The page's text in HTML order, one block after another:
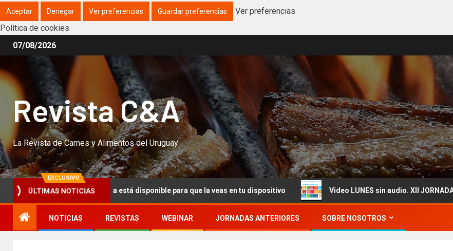
Aceptar Denegar Ver preferencias Guardar preferencias
Ver preferencias
Política de cookies
07/08/2026
Revista C&A
La Revista de Carnes y Alimentos del Uruguay
EXCLUSIVO
ÚLTIMAS NOTICIAS
nuestra revista 93 y ya está disponible para que la veas en tu dispositivo Video LUNES sin audio. XII JORNADAS DE
NOTICIAS REVISTAS WEBINAR JORNADAS ANTERIORES SOBRE NOSOTROS